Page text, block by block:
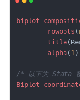
biplot
rowopts (
title
alpha(1)
/* 以下为 Stata
Biplot